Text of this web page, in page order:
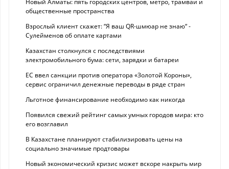
Новый Алматы: пять городских центров, метро, трамваи и
общественные пространства
Взрослый клиент скажет: “Я ваш QR-шмюар не знаю“ -
Сулейменов об оплате картами
Казахстан столкнулся с последствиями
электромобильного бума: сети, зарядки и батареи
ЕС ввел санкции против оператора «Золотой Короны»,
сервис ограничил денежные переводы в ряде стран
Льготное финансирование необходимо как никогда
Появился свежий рейтинг самых умных городов мира: кто
его возглавил
В Казахстане планируют стабилизировать цены на
социально значимые продтовары
Новый экономический кризис может вскоре накрыть мир